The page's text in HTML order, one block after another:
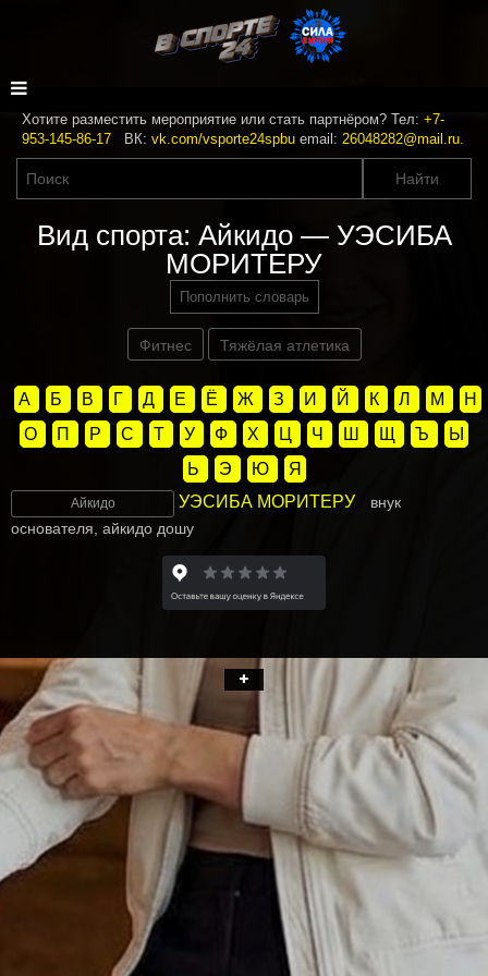
Хотите разместить мероприятие или стать партнёром? Тел: +7-
953-145-86-17 ВК: vk.com/vsporte24spbu email: 26048282@mail.ru.
Вид спорта: Айкидо — УЭCИБА
МОРИТЕРУ
Пополнить словарь
Фитнес Тяжёлая атлетика
А Б В Г Д Е Ё Ж З И Й К Л М
Н
О
П Р С Т У Ф Х Ц Ч Ш Щ Ъ
Ы
Ь
Э Ю Я
Айкидо УЭCИБА МОРИТЕРУ
внук
основателя, айкидо дошу